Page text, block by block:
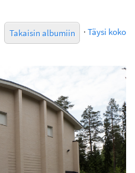
Takaisin albumiin · Täysi koko